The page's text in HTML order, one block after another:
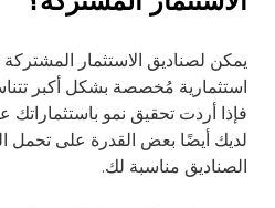
يمكن لصناديق الاستثمار المشتركة
استثمارية مُخصصة بشكل أكبر
فإذا أردت تحقيق نمو
لديك أيضًا بعض القدرة على تحمل
الصناديق مناسبة لك.